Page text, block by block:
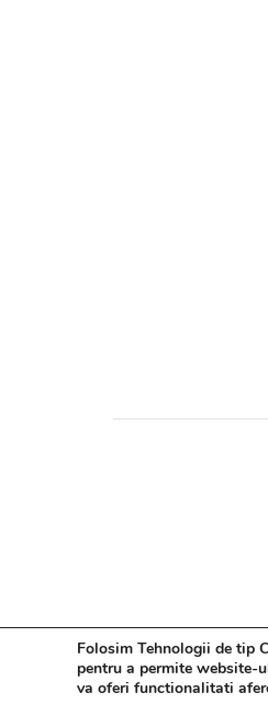
Folosim Tehnologii de tip
pentru a permite website-
va oferi functionalitati